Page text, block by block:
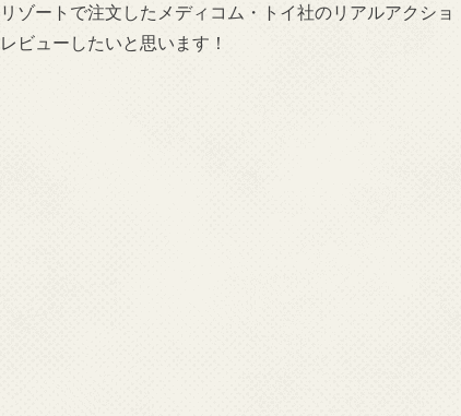
ゾートで注文したメディコム・トイ社のリアルアクショ
ビューしたいと思います！